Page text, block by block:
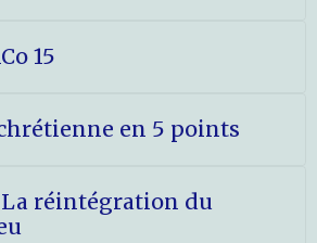
15
en 5 points
: La réintégration du